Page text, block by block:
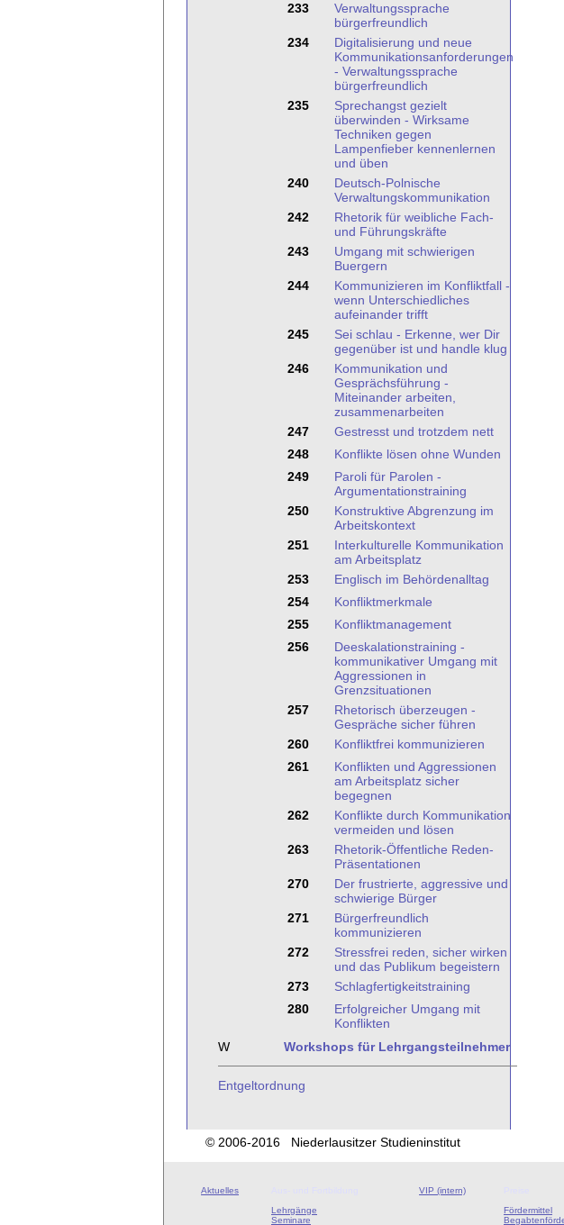
233
Verwaltungssprache
bürgerfreundlich
234
Digitalisierung und neue
Kommunikationsanforderungen
- Verwaltungssprache
bürgerfreundlich
235
Sprechangst gezielt
überwinden - Wirksame
Techniken gegen
Lampenfieber kennenlernen
und üben
240
Deutsch-Polnische
Verwaltungskommunikation
242
Rhetorik für weibliche Fach-
und Führungskräfte
243
Umgang mit schwierigen
Buergern
244
Kommunizieren im Konfliktfall -
wenn Unterschiedliches
aufeinander trifft
245
Sei schlau - Erkenne, wer Dir
gegenüber ist und handle klug
246
Kommunikation und
Gesprächsführung -
Miteinander arbeiten,
zusammenarbeiten
247
Gestresst und trotzdem nett
248
Konflikte lösen ohne Wunden
249
Paroli für Parolen -
Argumentationstraining
250
Konstruktive Abgrenzung im
Arbeitskontext
251
Interkulturelle Kommunikation
am Arbeitsplatz
253
Englisch im Behördenalltag
254
Konfliktmerkmale
255
Konfliktmanagement
256
Deeskalationstraining -
kommunikativer Umgang mit
Aggressionen in
Grenzsituationen
257
Rhetorisch überzeugen -
Gespräche sicher führen
260
Konfliktfrei kommunizieren
261
Konflikten und Aggressionen
am Arbeitsplatz sicher
begegnen
262
Konflikte durch Kommunikation
vermeiden und lösen
263
Rhetorik-Öffentliche Reden-
Präsentationen
270
Der frustrierte, aggressive und
schwierige Bürger
271
Bürgerfreundlich
kommunizieren
272
Stressfrei reden, sicher wirken
und das Publikum begeistern
273
Schlagfertigkeitstraining
280
Erfolgreicher Umgang mit
Konflikten
W
Workshops für Lehrgangsteilnehmer
Entgeltordnung
© 2006-2016 Niederlausitzer Studieninstitut
Aktuelles
Lehrgänge
Seminare
VIP (intern)
Fördermittel